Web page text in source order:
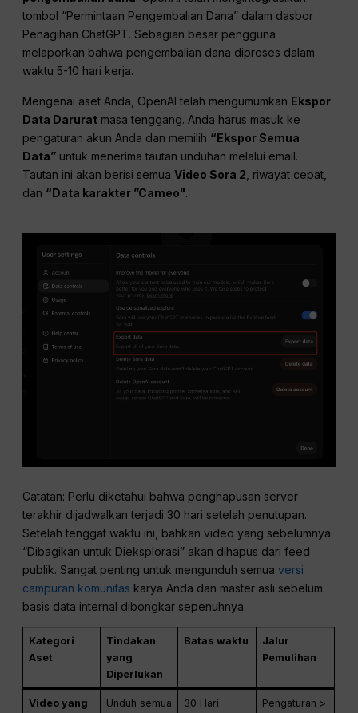
tombol “Permintaan Pengembalian Dana” dalam dasbor
Penagihan ChatGPT. Sebagian besar pengguna
melaporkan bahwa pengembalian dana diproses dalam
waktu 5-10 hari kerja.
Mengenai aset Anda, OpenAI telah mengumumkan Ekspor
Data Darurat masa tenggang. Anda harus masuk ke
pengaturan akun Anda dan memilih “Ekspor Semua
Data” untuk menerima tautan unduhan melalui email.
Tautan ini akan berisi semuaVideo Sora 2 , riwayat cepat,
dan “Data karakter ”Cameo".
Catatan: Perlu diketahui bahwa penghapusan server
terakhir dijadwalkan terjadi 30 hari setelah penutupan.
Setelah tenggat waktu ini, bahkan video yang sebelumnya
“Dibagikan untuk Dieksplorasi” akan dihapus dari feed
publik. Sangat penting untuk mengunduh semuaversi
campuran komunitas karya Anda dan master asli sebelum
basis data internal dibongkar sepenuhnya.
Kategori
Aset
Tindakan
yang
Diperlukan
Batas waktu
Jalur
Pemulihan
Video yang
Unduh semua
30 Hari
Pengaturan >